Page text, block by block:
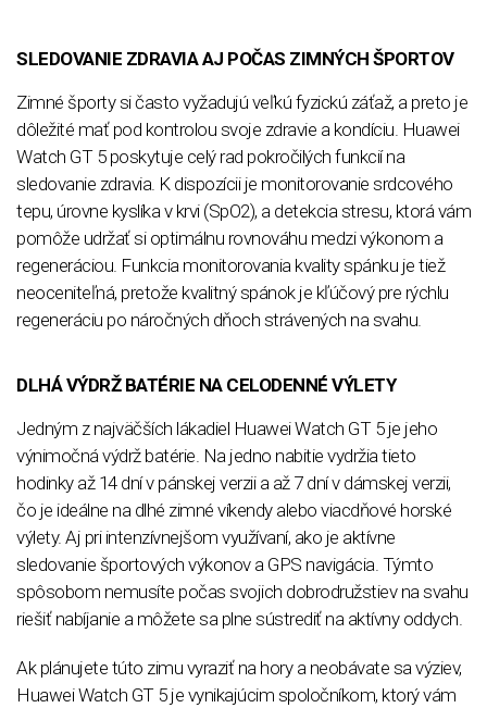
SLEDOVANIE ZDRAVIA AJ POČAS ZIMNÝCH ŠPORTOV
Zimné športy si často vyžadujú veľkú fyzickú záťaž, a preto je
dôležité mať pod kontrolou svoje zdravie a kondíciu. Huawei
Watch GT 5 poskytuje celý rad pokročilých funkcií na
sledovanie zdravia. K dispozícii je monitorovanie srdcového
tepu, úrovne kyslíka v krvi (SpO2), a detekcia stresu, ktorá vám
pomôže udržať si optimálnu rovnováhu medzi výkonom a
regeneráciou. Funkcia monitorovania kvality spánku je tiež
neoceniteľná, pretože kvalitný spánok je kľúčový pre rýchlu
regeneráciu po náročných dňoch strávených na svahu.
DLHÁ VÝDRŽ BATÉRIE NA CELODENNÉ VÝLETY
Jedným z najväčších lákadiel Huawei Watch GT 5 je jeho
výnimočná výdrž batérie. Na jedno nabitie vydržia tieto
hodinky až 14 dní v pánskej verzii a až 7 dní v dámskej verzii,
čo je ideálne na dlhé zimné víkendy alebo viacdňové horské
výlety. Aj pri intenzívnejšom využívaní, ako je aktívne
sledovanie športových výkonov a GPS navigácia. Týmto
spôsobom nemusíte počas svojich dobrodružstiev na svahu
riešiť nabíjanie a môžete sa plne sústrediť na aktívny oddych.
Ak plánujete túto zimu vyraziť na hory a neobávate sa výziev,
Huawei Watch GT 5 je vynikajúcim spoločníkom, ktorý vám